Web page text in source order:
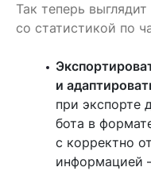
Так теперь
со статистикой по
и
при экспорте
бота в
с корректно
информацией